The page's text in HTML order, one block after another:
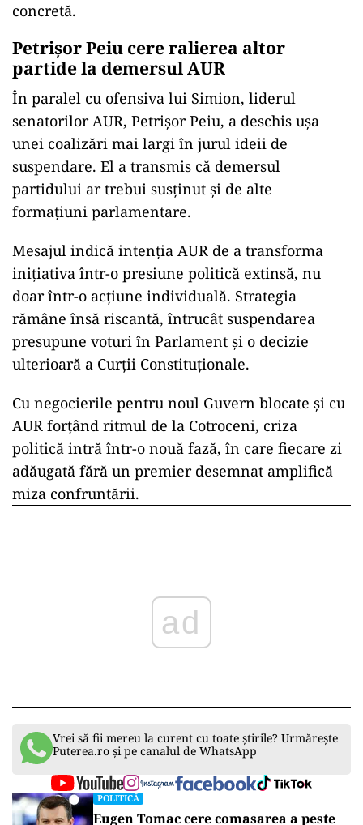
concretă.
Petrișor Peiu cere ralierea altor
partide la demersul AUR
În paralel cu ofensiva lui Simion, liderul
senatorilor AUR, Petrișor Peiu, a deschis ușa
unei coalizări mai largi în jurul ideii de
suspendare. El a transmis că demersul
partidului ar trebui susținut și de alte
formațiuni parlamentare.
Mesajul indică intenția AUR de a transforma
inițiativa într-o presiune politică extinsă, nu
doar într-o acțiune individuală. Strategia
rămâne însă riscantă, întrucât suspendarea
presupune voturi în Parlament și o decizie
ulterioară a Curții Constituționale.
Cu negocierile pentru noul Guvern blocate și cu
AUR forțând ritmul de la Cotroceni, criza
politică intră într-o nouă fază, în care fiecare zi
adăugată fără un premier desemnat amplifică
miza confruntării.
ad
Vrei să fii mereu la curent cu toate știrile? Urmărește
Puterea.ro și pe canalul de WhatsApp
POLITICĂ
Eugen Tomac cere comasarea a peste